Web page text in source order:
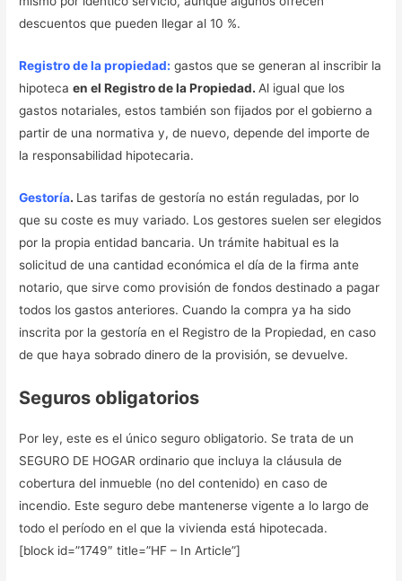
descuentos que pueden llegar al 10 %.
Registro de la propiedad: gastos que se generan al inscribir la
hipotecaen el Registro de la Propiedad. Al igual que los
gastos notariales, estos también son fijados por el gobierno a
partir de una normativa y, de nuevo, depende del importe de
la responsabilidad hipotecaria.
Gestoría. Las tarifas de gestoría no están reguladas, por lo
que su coste es muy variado. Los gestores suelen ser elegidos
por la propia entidad bancaria. Un trámite habitual es la
solicitud de una cantidad económica el día de la firma ante
notario, que sirve como provisión de fondos destinado a pagar
todos los gastos anteriores. Cuando la compra ya ha sido
inscrita por la gestoría en el Registro de la Propiedad, en caso
de que haya sobrado dinero de la provisión, se devuelve.
Seguros obligatorios
Por ley, este es el único seguro obligatorio. Se trata de un
SEGURO DE HOGAR ordinario que incluya la cláusula de
cobertura del inmueble (no del contenido) en caso de
incendio. Este seguro debe mantenerse vigente a lo largo de
todo el período en el que la vivienda está hipotecada.
[block id=”1749″ title=”HF – In Article”]